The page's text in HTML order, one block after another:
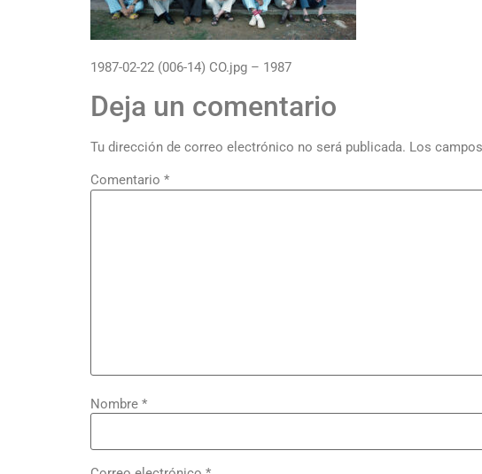
1987-02-22 (006-14) CO.jpg – 1987
Deja un comentario
Tu dirección de correo electrónico no será publicada. Los
Comentario *
Nombre *